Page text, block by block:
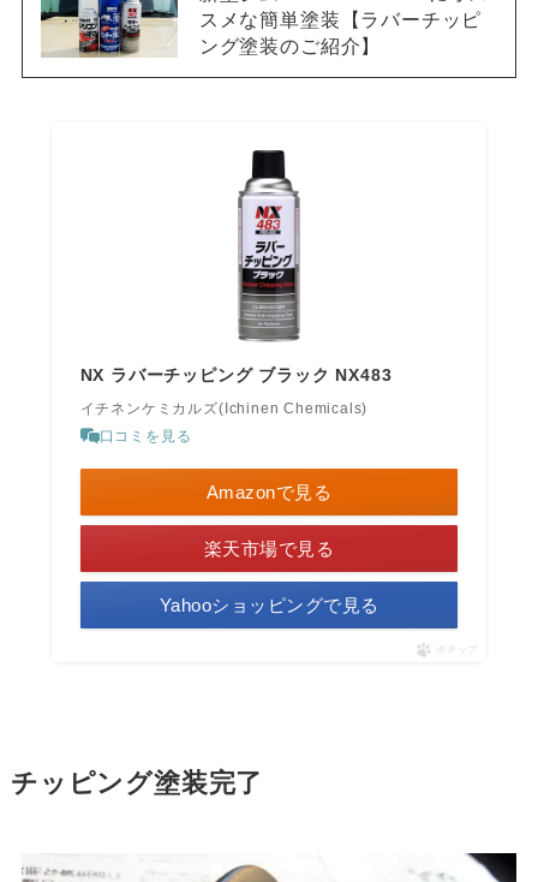
スメな簡単塗装【ラバーチッピ
ング塗装のご紹介】
NX ラバーチッピング ブラック NX483
イチネンケミカルズ(Ichinen Chemicals)
口コミを見る
Amazonで見る
楽天市場で見る
Yahooショッピングで見る
ポチップ
チッピング塗装完了